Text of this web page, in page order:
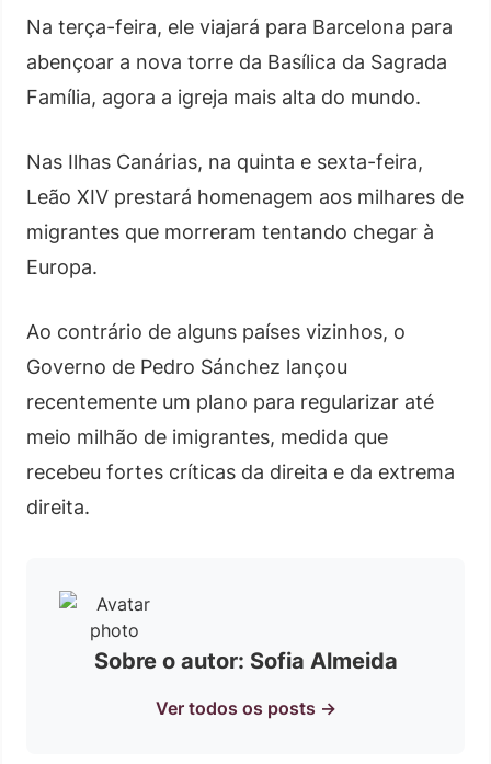
Na terça-feira, ele viajará para Barcelona para
abençoar a nova torre da Basílica da Sagrada
Família, agora a igreja mais alta do mundo.
Nas Ilhas Canárias, na quinta e sexta-feira,
Leão XIV prestará homenagem aos milhares de
migrantes que morreram tentando chegar à
Europa.
Ao contrário de alguns países vizinhos, o
Governo de Pedro Sánchez lançou
recentemente um plano para regularizar até
meio milhão de imigrantes, medida que
recebeu fortes críticas da direita e da extrema
direita.
Sobre o autor: Sofia Almeida
Ver todos os posts →